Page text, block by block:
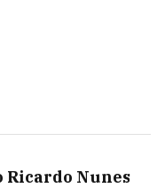
Ricardo Nunes